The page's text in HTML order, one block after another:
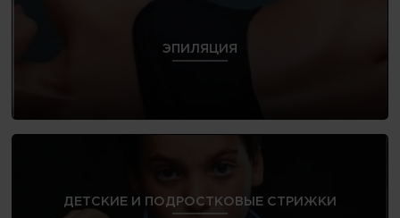
ЭПИЛЯЦИЯ
ДЕТСКИЕ И ПОДРОСТКОВЫЕ СТРИЖКИ